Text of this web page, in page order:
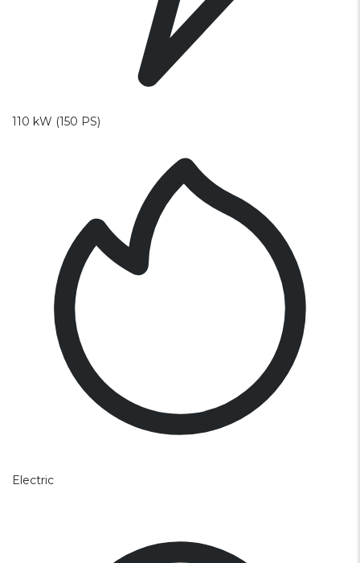
110 kW (150 PS)
Electric